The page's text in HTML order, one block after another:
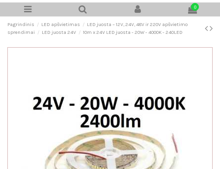
0
Pagrindinis LED apšvietimas
LED juosta – 12V, 24V, 48V ir 220V apšvietimo
sprendimai
LED juosta 24V 10m x 24V LED juosta - 20W - 4000K - 240LED